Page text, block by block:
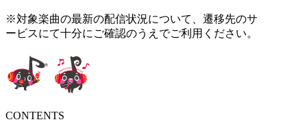
※対象楽曲の最新の配信状況について、遷移先のサ
ービスにて十分にご確認のうえでご利用ください。
CONTENTS